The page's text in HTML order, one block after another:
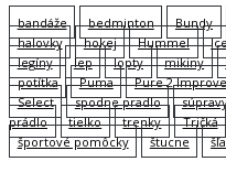
bandáže bedminton Bundy
halovky
hokej Hummel
legíny
lep lopty mikiny
potítka
Puma Pure 2 Improve
Select
spodne pradlo
prádlo
tielko trenky Tričká
športové pomôcky
štucne